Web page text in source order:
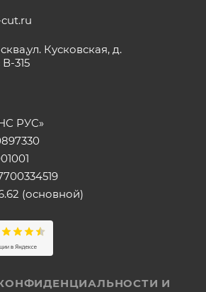
Кусковская, д.
315
РУС»
(основной)
И